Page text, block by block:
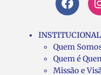
INSTITUCIONAL
Quem
Quem é
Missão e